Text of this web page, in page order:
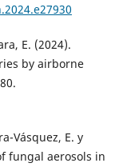
E. (2024).
by airborne
Vásquez, E. y
fungal aerosols in